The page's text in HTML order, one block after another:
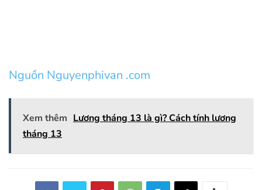
Nguồn Nguyenphivan .com
Xem thêm Lương tháng 13 là gì? Cách tính lương
tháng 13